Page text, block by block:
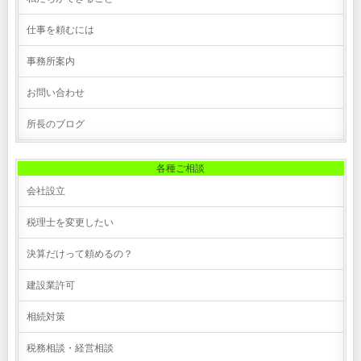
仕事を頼むには
事務所案内
お問い合わせ
所長のブログ
各種ご相談
会社設立
税理士を変更したい
決算だけって頼めるの？
建設業許可
相続対策
税務相談・経営相談